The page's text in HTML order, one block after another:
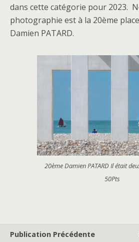
dans cette catégorie pour 2023.
photographie est à la 20ème
Damien PATARD.
20ème Damien PATARD Il était
50Pts
Publication Précédente